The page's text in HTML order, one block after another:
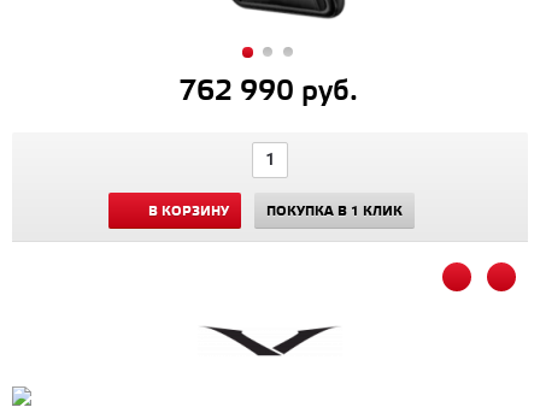
762 990 руб.
В КОРЗИНУ ПОКУПКА В 1 КЛИК